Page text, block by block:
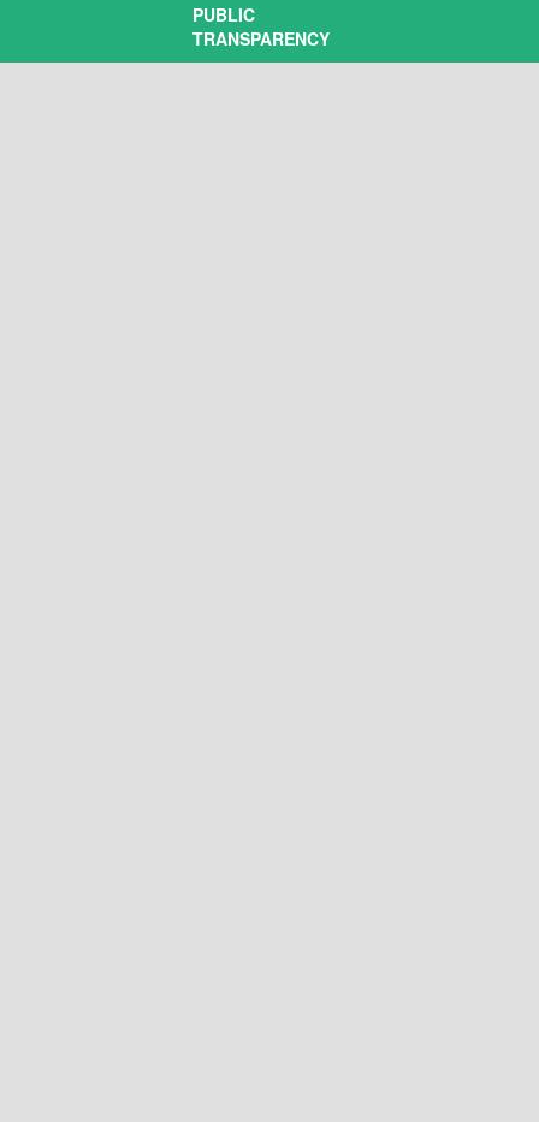
PUBLIC
TRANSPARENCY